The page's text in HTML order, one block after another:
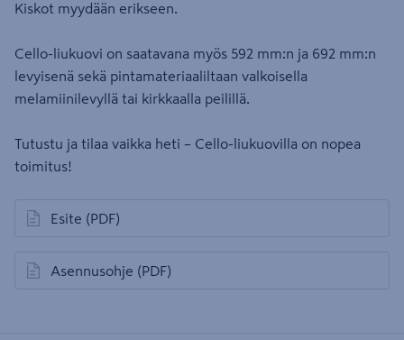
Kiskot myydään erikseen.
Cello-liukuovi on saatavana myös 592 mm:n ja 692 mm:n
levyisenä sekä pintamateriaaliltaan valkoisella
melamiinilevyllä tai kirkkaalla peilillä.
Tutustu ja tilaa vaikka heti – Cello-liukuovilla on nopea
toimitus!
Esite (PDF)
avautuu uuteen välilehteen
Asennusohje (PDF)
avautuu uuteen välilehteen